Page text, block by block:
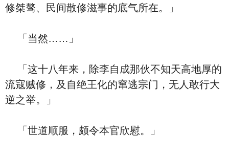
修桀骜、民间散修滋事的底气所在。」
「当然……」
「这十八年来，除李自成那伙不知天高地厚的
流寇贼修，及自绝王化的窜逃宗门，无人敢行大
逆之举。」
「世道顺服，颇令本官欣慰。」